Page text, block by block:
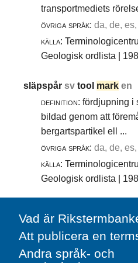
transportmediets
övriga språk: da, de,
källa:
Geologisk ordlista |
släpspårsvtool mark en
definition: fördjupning i
bildad genom att
bergartspartikel ell ...
övriga språk: da, de,
källa:
Geologisk ordlista |
Vad är
Att publicera en
Andra språk- och